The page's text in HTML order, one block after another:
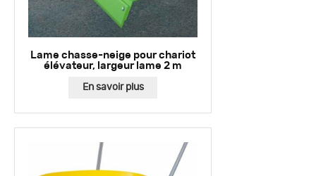
Lame chasse-neige pour chariot
élévateur, largeur lame 2 m
En savoir plus